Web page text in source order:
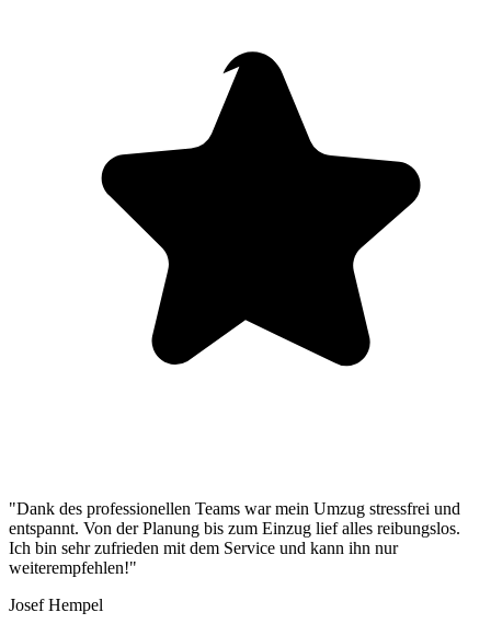
"Dank des professionellen Teams war mein Umzug stressfrei und
entspannt. Von der Planung bis zum Einzug lief alles reibungslos.
Ich bin sehr zufrieden mit dem Service und kann ihn nur
weiterempfehlen!"
Josef Hempel